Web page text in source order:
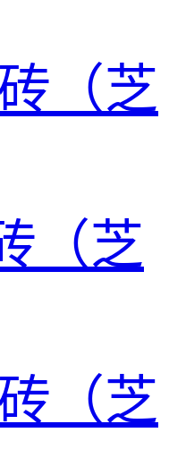
（芝